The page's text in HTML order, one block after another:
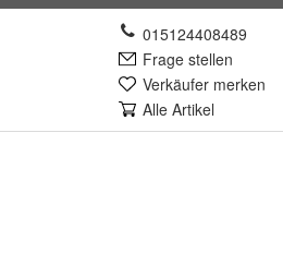
015124408489
Frage stellen
Verkäufer merken
Alle Artikel